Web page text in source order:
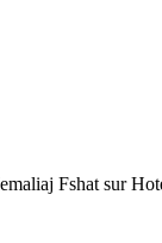
Fshat sur